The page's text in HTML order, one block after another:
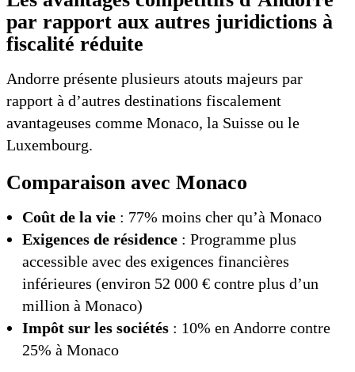
par rapport aux autres juridictions à
fiscalité réduite
Andorre présente plusieurs atouts majeurs par
rapport à d’autres destinations fiscalement
avantageuses comme Monaco, la Suisse ou le
Luxembourg.
Comparaison avec Monaco
Coût de la vie: 77% moins cher qu’à Monaco
Exigences de résidence: Programme plus
accessible avec des exigences financières
inférieures (environ 52 000 € contre plus d’un
million à Monaco)
Impôt sur les sociétés: 10% en Andorre contre
25% à Monaco